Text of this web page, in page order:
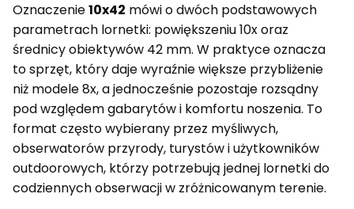
Oznaczenie10x42 mówi o dwóch podstawowych
parametrach lornetki: powiększeniu 10x oraz
średnicy obiektywów 42 mm. W praktyce oznacza
to sprzęt, który daje wyraźnie większe przybliżenie
niż modele 8x, a jednocześnie pozostaje rozsądny
pod względem gabarytów i komfortu noszenia. To
format często wybierany przez myśliwych,
obserwatorów przyrody, turystów i użytkowników
outdoorowych, którzy potrzebują jednej lornetki do
codziennych obserwacji w zróżnicowanym terenie.